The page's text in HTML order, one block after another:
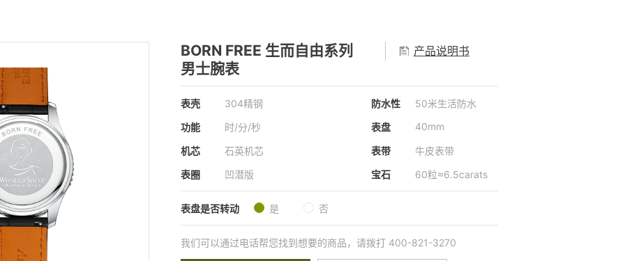
产品说明书
BORN FREE 生而自由系列
男士腕表
表壳 304精钢 防水性
50米生活防水
功能
时/分/秒 表盘 40mm
机芯 石英机芯 表带
牛皮表带
表圈
凹潜版 宝石 60粒≈6.5carats
表盘是否转动 是 否
我们可以通过电话帮您找到想要的商品，请拨打 400-821-3270